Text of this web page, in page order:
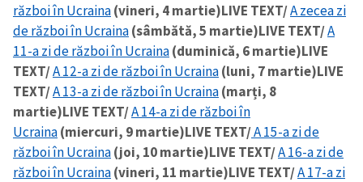
război în Ucraina(vineri, 4 martie)LIVE TEXT/A zecea zi
de război în Ucraina(sâmbătă, 5 martie)LIVE TEXT/A
11-a zi de război în Ucraina(duminică, 6 martie)LIVE
TEXT/A 12-a zi de război în Ucraina(luni, 7 martie)LIVE
TEXT/A 13-a zi de război în Ucraina(marți, 8
martie)LIVE TEXT/A 14-a zi de război în
Ucraina(miercuri, 9 martie)LIVE TEXT/A 15-a zi de
război în Ucraina(joi, 10 martie)LIVE TEXT/A 16-a zi de
război în Ucraina(vineri, 11 martie)LIVE TEXT/A 17-a zi